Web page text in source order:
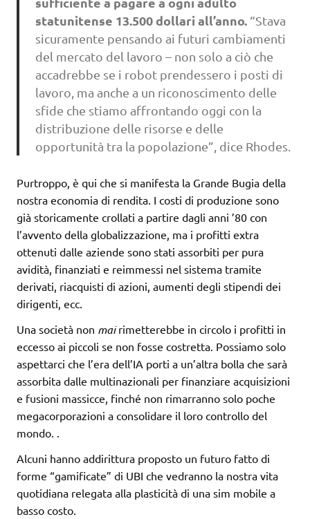
statunitense 13.500 dollari all’anno.“Stava
sicuramente pensando ai futuri cambiamenti
del mercato del lavoro – non solo a ciò che
accadrebbe se i robot prendessero i posti di
lavoro, ma anche a un riconoscimento delle
sfide che stiamo affrontando oggi con la
distribuzione delle risorse e delle
opportunità tra la popolazione”, dice Rhodes.
Purtroppo, è qui che si manifesta la Grande Bugia della
nostra economia di rendita. I costi di produzione sono
già storicamente crollati a partire dagli anni ’80 con
l’avvento della globalizzazione, ma i profitti extra
ottenuti dalle aziende sono stati assorbiti per pura
avidità, finanziati e reimmessi nel sistema tramite
derivati, riacquisti di azioni, aumenti degli stipendi dei
dirigenti, ecc.
Una società non mairimetterebbe in circolo i profitti in
eccesso ai piccoli se non fosse costretta. Possiamo solo
aspettarci che l’era dell’IA porti a un’altra bolla che sarà
assorbita dalle multinazionali per finanziare acquisizioni
e fusioni massicce, finché non rimarranno solo poche
megacorporazioni a consolidare il loro controllo del
mondo. .
Alcuni hanno addirittura proposto un futuro fatto di
forme “gamificate” di UBI che vedranno la nostra vita
quotidiana relegata alla plasticità di una sim mobile a
basso costo.